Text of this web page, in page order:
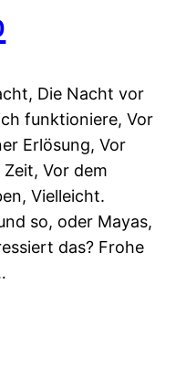
Die Nacht vor
funktioniere, Vor
Erlösung, Vor
Vor dem
Vielleicht.
so, oder Mayas,
das? Frohe